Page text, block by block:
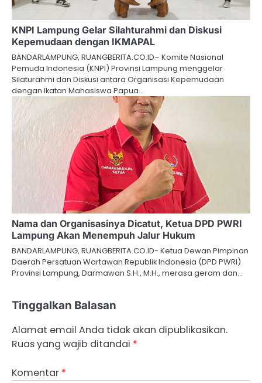
KNPI Lampung Gelar Silahturahmi dan Diskusi
Kepemudaan dengan IKMAPAL
BANDARLAMPUNG, RUANGBERITA.CO.ID– Komite Nasional
Pemuda Indonesia (KNPI) Provinsi Lampung menggelar
Silaturahmi dan Diskusi antara Organisasi Kepemudaan
dengan Ikatan Mahasiswa Papua…
Nama dan Organisasinya Dicatut, Ketua DPD PWRI
Lampung Akan Menempuh Jalur Hukum
BANDARLAMPUNG, RUANGBERITA.CO.ID- Ketua Dewan Pimpinan
Daerah Persatuan Wartawan Republik Indonesia (DPD PWRI)
Provinsi Lampung, Darmawan S.H., M.H., merasa geram dan…
Tinggalkan Balasan
Alamat email Anda tidak akan dipublikasikan.
Ruas yang wajib ditandai *
Komentar *